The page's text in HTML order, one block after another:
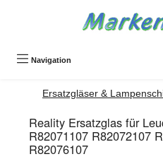
Navigation
Ersatzgläser &
Reality Ersatzglas für
R82071107 R82072107
R82076107